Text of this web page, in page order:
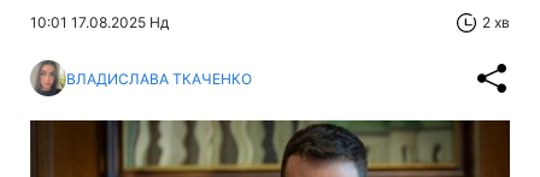
10:01 17.08.2025 Нд 2 хв
ВЛАДИСЛАВА ТКАЧЕНКО